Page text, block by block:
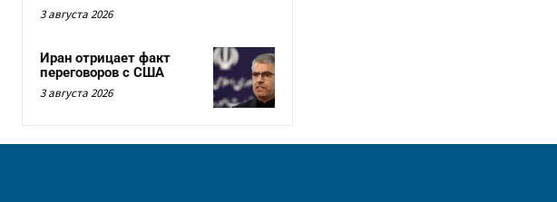
3 августа 2026
Иран отрицает факт
переговоров с США
3 августа 2026